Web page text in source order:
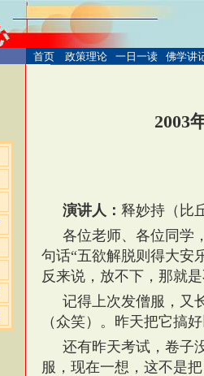
首页 政策理论 一日一读 佛学讲
2003年
演讲人： 释妙持（比
各位老师、各位同学
句话“五欲解脱则得大安
反来说，放不下，那就
记得上次发僧服，又
（众笑）。昨天把它搞
还有昨天考试，卷子
服，现在一想，这不是